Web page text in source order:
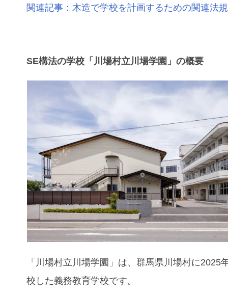
関連記事：木造で学校を計画するための関連法
SE構法の学校「川場村立川場学園」の概要
「川場村立川場学園」は、群馬県川場村に2025
校した義務教育学校です。